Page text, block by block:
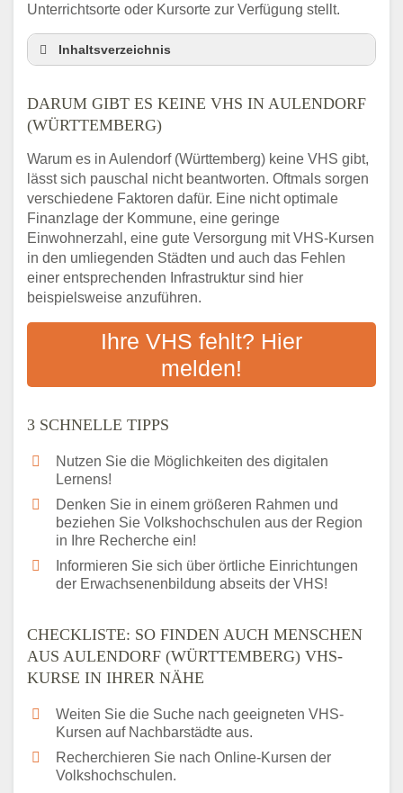
Unterrichtsorte oder Kursorte zur Verfügung stellt.
Inhaltsverzeichnis
(Württemberg)
3 schnelle Tipps
Aulendorf (Württemberg) VHS-Kurse in Ihrer
Nähe
Abendschule in der Region rund um
Aulendorf (Württemberg)
VHS steht für Erwachsenenbildung
Online-Kurse: Alternative Angebote zum
VHS-Kurs
Checkliste: Darauf kommt es bei
Bildungsangeboten an
Das bundesweite Volkshochschulwesen
DARUM GIBT ES KEINE VHS IN AULENDORF
(WÜRTTEMBERG)
Warum es in Aulendorf (Württemberg) keine VHS gibt,
lässt sich pauschal nicht beantworten. Oftmals sorgen
verschiedene Faktoren dafür. Eine nicht optimale
Finanzlage der Kommune, eine geringe
Einwohnerzahl, eine gute Versorgung mit VHS-Kursen
in den umliegenden Städten und auch das Fehlen
einer entsprechenden Infrastruktur sind hier
beispielsweise anzuführen.
Ihre VHS fehlt? Hier
melden!
3 SCHNELLE TIPPS
Nutzen Sie die Möglichkeiten des digitalen
Lernens!
Denken Sie in einem größeren Rahmen und
beziehen Sie Volkshochschulen aus der Region
in Ihre Recherche ein!
Informieren Sie sich über örtliche Einrichtungen
der Erwachsenenbildung abseits der VHS!
CHECKLISTE: SO FINDEN AUCH MENSCHEN
AUS AULENDORF (WÜRTTEMBERG) VHS-
KURSE IN IHRER NÄHE
Weiten Sie die Suche nach geeigneten VHS-
Kursen auf Nachbarstädte aus.
Recherchieren Sie nach Online-Kursen der
Volkshochschulen.